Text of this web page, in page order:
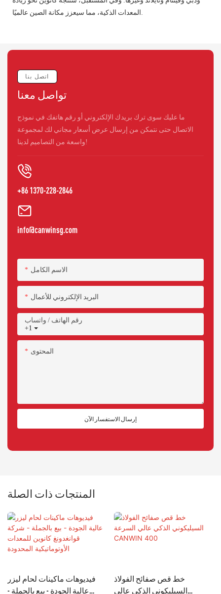
اتصل بنا
تواصل معنا
ما عليك سوى ترك بريدك الإلكتروني أو رقم هاتفك في نموذج
الاتصال حتى نتمكن من إرسال عرض أسعار مجاني لك لمجموعة
واسعة من التصاميم لدينا!
+86 1370-228-2846
info@canwinsg.com
الاسم الكامل
البريد الإلكتروني للأعمال
+1
رقم الهاتف / واتساب
المحتوى
إرسال الاستفسار الآن
المنتجات ذات الصلة
فيديوهات ماكينات لحام ليزر
عالية الجودة - بيع بالجملة -
خط قص صفائح الفولاذ
السيليكوني الذكي عالي